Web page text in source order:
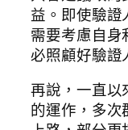
益。即使驗證
需要考慮自身
必照顧好驗證
再說，一直以
的運作，多次